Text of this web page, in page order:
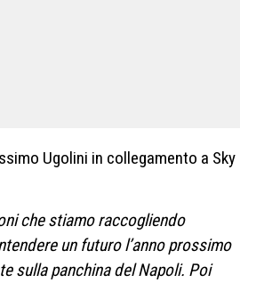
Ugolini in collegamento a Sky
che stiamo raccogliendo
un futuro l’anno prossimo
sulla panchina del Napoli. Poi